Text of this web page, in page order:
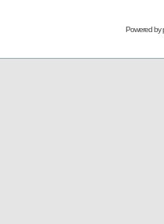
Powered by